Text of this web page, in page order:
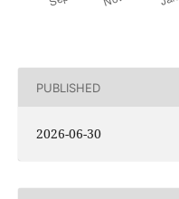
PUBLISHED
2026-06-30